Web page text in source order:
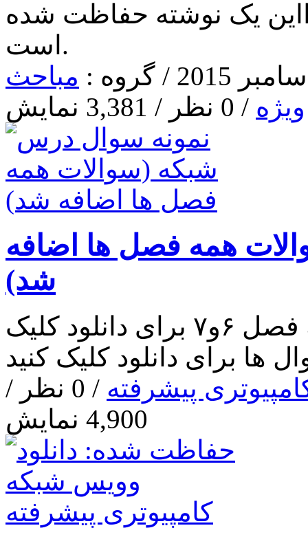
یک نوشته حفاظت شده
است.
مباحث
ویژه / 0 نظر / 3,381 نمایش
همه فصل ها اضافه
شد)
دانلود نمونه سوال درس شبکه فصل ۶و۷ برای دانلود کلیک
برای دانلود کلیک کنید
پیشرفته
/ 0 نظر /
4,900 نمایش